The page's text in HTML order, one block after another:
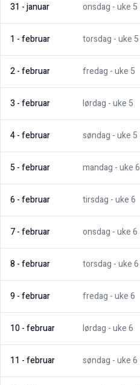
31 -januar onsdag - uke 5
1 -februar torsdag - uke 5
2-februar fredag - uke 5
3 -februar lørdag - uke 5
4-februar søndag - uke 5
5-februar mandag - uke6
6-februar tirsdag - uke6
7-februar onsdag - uke6
8-februar torsdag - uke6
9-februar fredag - uke6
10-februar lørdag - uke6
11 -februar søndag - uke6